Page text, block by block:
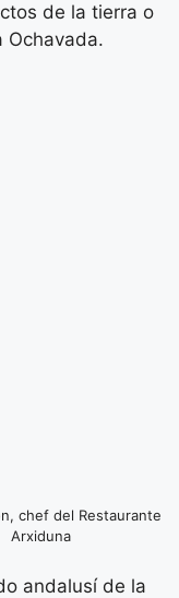
de la tierra o
Ochavada.
chef del Restaurante
Arxiduna
andalusí de la